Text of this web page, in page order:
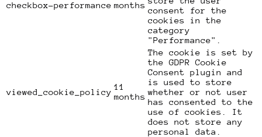
checkbox-performance months
consent for the
cookies in the
category
"Performance".
viewed_cookie_policy
11
months
The cookie is set by
the GDPR Cookie
Consent plugin and
is used to store
whether or not user
has consented to the
use of cookies. It
does not store any
personal data.